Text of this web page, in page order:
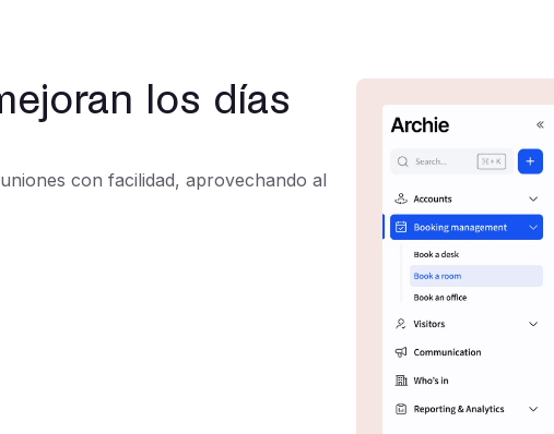
los días
con facilidad, aprovechando al